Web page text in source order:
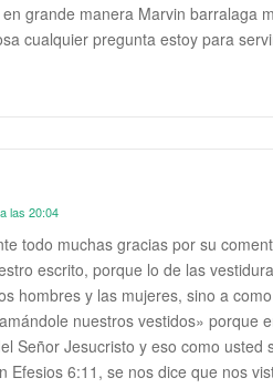
grande manera Marvin barralaga
cualquier pregunta estoy para
las 20:04
todo muchas gracias por su
escrito, porque lo de las
hombres y las mujeres, sino a
nuestros vestidos» porque
Señor Jesucristo y eso como usted
Efesios 6:11, se nos dice que nos